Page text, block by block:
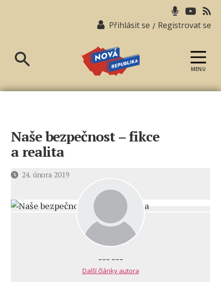
Přihlásit se / Registrovat se
republika
MENU
Naše bezpečnost – fikce
a realita
Datum24. února 2019
--- ---
Další články autora